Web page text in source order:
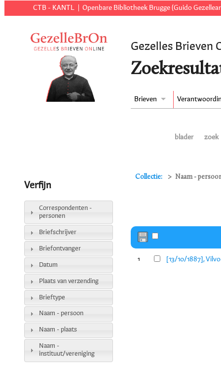
CTB - KANTL Openbare Bibliotheek Brugge (Guido
Gezelles Brieven
Brieven
blader zoek
Collectie: Naam -
1 [13/10/1887],
Verfijn
Correspondenten -
personen
Briefschrijver
Briefontvanger
Datum
Plaats van verzending
Brieftype
Naam - persoon
Naam - plaats
Naam -
instituut/vereniging